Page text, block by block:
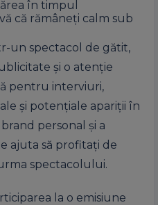
în timpul
că rămâneți calm sub
un spectacol de gătit,
și o atenție
pentru interviuri,
și potențiale apariții în
personal și a
ajuta să profitați de
spectacolului.
la o emisiune